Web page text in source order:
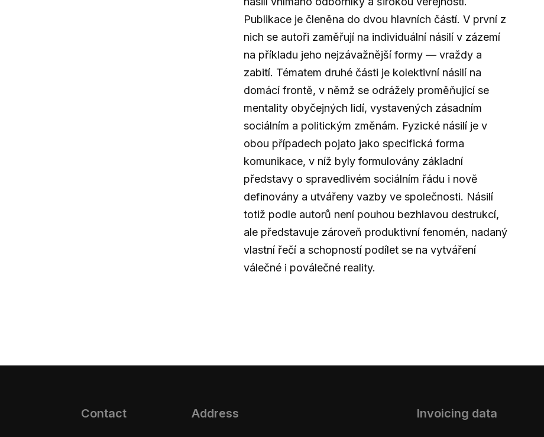
Publikace je členěna do dvou hlavních částí. V první z
nich se autoři zaměřují na individuální násilí v zázemí
na příkladu jeho nejzávažnější formy — vraždy a
zabití. Tématem druhé části je kolektivní násilí na
domácí frontě, v němž se odrážely proměňující se
mentality obyčejných lidí, vystavených zásadním
sociálním a politickým změnám. Fyzické násilí je v
obou případech pojato jako specifická forma
komunikace, v níž byly formulovány základní
představy o spravedlivém sociálním řádu i nově
definovány a utvářeny vazby ve společnosti. Násilí
totiž podle autorů není pouhou bezhlavou destrukcí,
ale představuje zároveň produktivní fenomén, nadaný
vlastní řečí a schopností podílet se na vytváření
válečné i poválečné reality.
Contact Address Invoicing data